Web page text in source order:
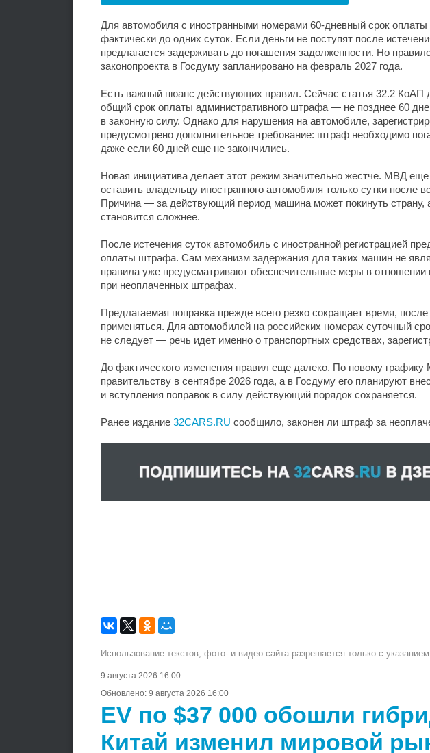
Для автомобиля с иностранными номерами 60-дневный срок оплаты
фактически до одних суток. Если деньги не поступят после
предлагается задерживать до погашения задолженности. Но
законопроекта в Госдуму запланировано на февраль 2027 года.
Есть важный нюанс действующих правил. Сейчас статья 32.2 КоАП
общий срок оплаты административного штрафа — не позднее 60
в законную силу. Однако для нарушения на автомобиле,
предусмотрено дополнительное требование: штраф необходимо
даже если 60 дней еще не закончились.
Новая инициатива делает этот режим значительно жестче. МВД еще
оставить владельцу иностранного автомобиля только сутки после
Причина — за действующий период машина может покинуть страну,
становится сложнее.
После истечения суток автомобиль с иностранной регистрацией
оплаты штрафа. Сам механизм задержания для таких машин не
правила уже предусматривают обеспечительные меры в отношении
при неоплаченных штрафах.
Предлагаемая поправка прежде всего резко сокращает время,
применяться. Для автомобилей на российских номерах суточный
не следует — речь идет именно о транспортных средствах,
До фактического изменения правил еще далеко. По новому
правительству в сентябре 2026 года, а в Госдуму его планируют
и вступления поправок в силу действующий порядок сохраняется.
Ранее издание 32CARS.RU сообщило, законен ли штраф за
Использование текстов, фото- и видео сайта разрешается только с указанием
9 августа 2026 16:00
Обновлено: 9 августа 2026 16:00
EV по $37 000 обошли
Китай изменил мировой